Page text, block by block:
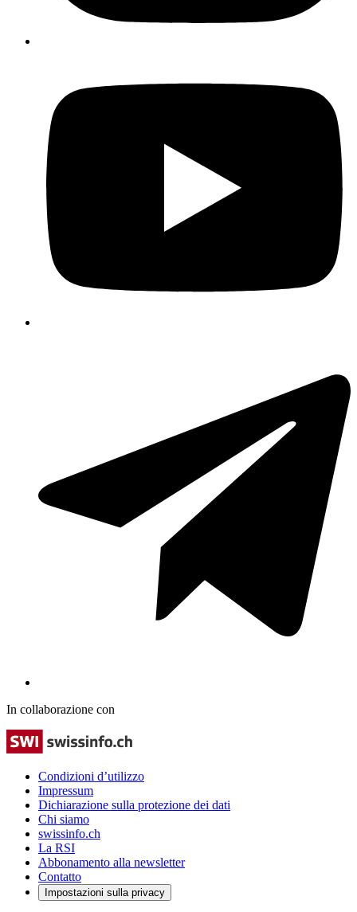
In collaborazione con
Condizioni d’utilizzo
Impressum
Dichiarazione sulla protezione dei dati
Chi siamo
swissinfo.ch
La RSI
Abbonamento alla newsletter
Contatto
Impostazioni sulla privacy